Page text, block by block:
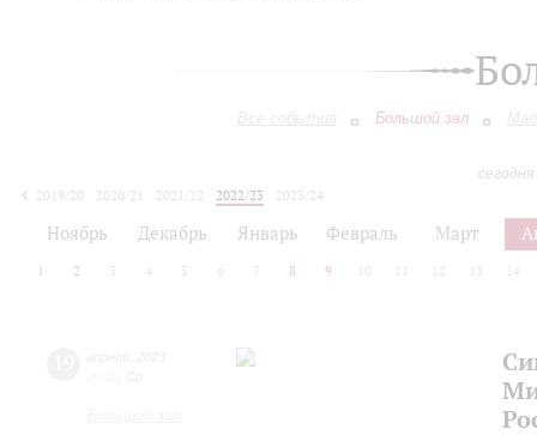
Все события Большой зал
2019/20
2020/21 2021/22 2022/23
2023/24
Ноябрь Декабрь Январь Февраль Март
1 2 3 4 5 6 7 8 9 10 12 13 14